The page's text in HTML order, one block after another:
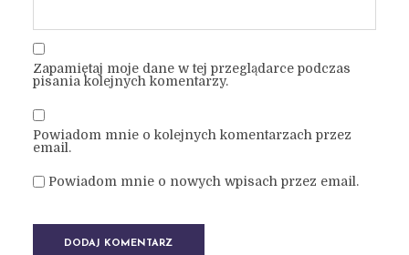
Zapamiętaj moje dane w tej przeglądarce podczas
pisania kolejnych komentarzy.
Powiadom mnie o kolejnych komentarzach przez
email.
Powiadom mnie o nowych wpisach przez email.